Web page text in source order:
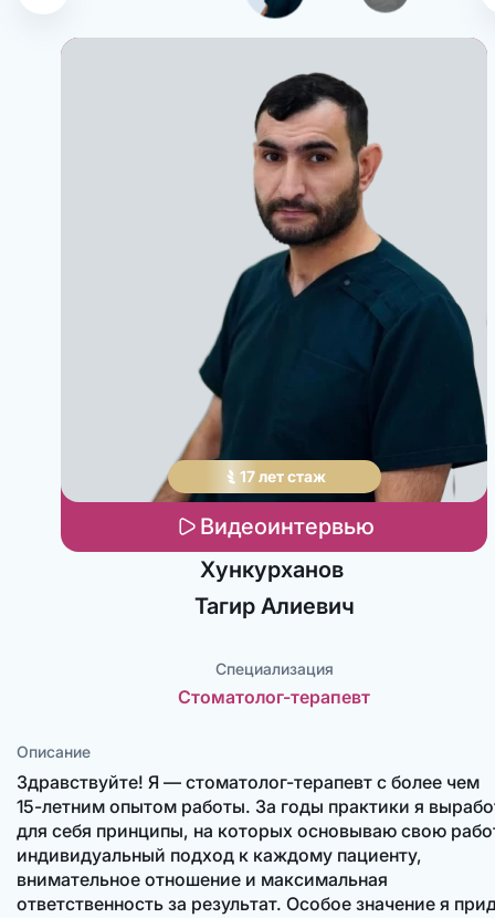
Хункурханов
Тагир Алиевич
Специализация
Стоматолог-терапевт
Описание
Здравствуйте! Я — стоматолог-терапевтс более чем
15-летнимопытом работы. За годы практики я
для себя принципы, на которых основываю свою
индивидуальный подход к каждому пациенту,
внимательное отношение и максимальная
ответственность за результат. Особое значение я
17 летстаж
Видеоинтервью